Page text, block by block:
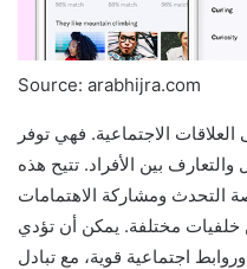
Source: arabhijra.com
الاجتماعية. فهي توفر
بين الأفراد. تتيح هذه
التحدث ومشاركة الاهتمامات
مختلفة. يمكن أن تؤدي
اجتماعية قوية، مع تبادل